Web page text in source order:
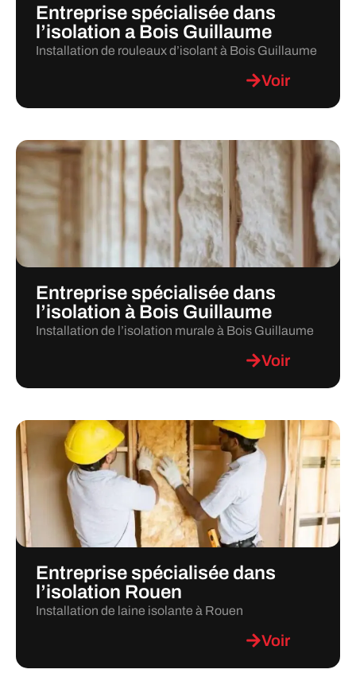
Entreprise spécialisée dans
l’isolation a Bois Guillaume
Installation de rouleaux d’isolant à Bois Guillaume
Voir
Entreprise spécialisée dans
l’isolation à Bois Guillaume
Installation de l’isolation murale à Bois Guillaume
Voir
Entreprise spécialisée dans
l’isolation Rouen
Installation de laine isolante à Rouen
Voir